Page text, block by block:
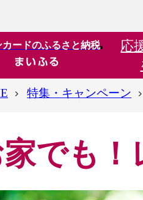
カードのふるさと納税 応
特集・キャンペーン
でも！